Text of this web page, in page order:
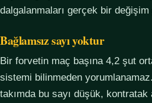
dalgalanmaları gerçek bir
Bağlamsız sayı yoktur
Bir forvetin maç başına 4,2 şut
sistemi bilinmeden
takımda bu sayı düşük, kontratak